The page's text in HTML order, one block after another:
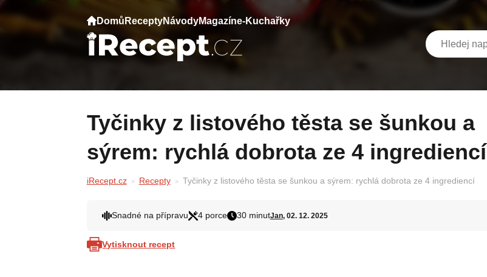
Domů ReceptyNávodyMagazíne-Kuchařky
Tyčinky z listového těsta se šunkou a
sýrem: rychlá dobrota ze 4 ingrediencí
iRecept.cz Recepty Tyčinky z listového těsta se šunkou a sýrem: rychlá dobrota ze 4 ingrediencí
Snadné na přípravu 4 porce 30 minutJan, 02. 12. 2025
Vytisknout recept